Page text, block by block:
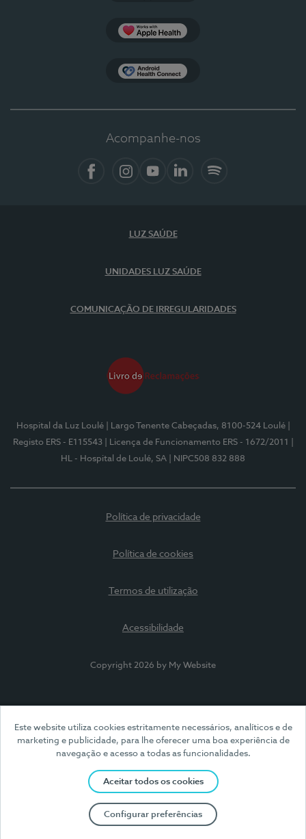
Este website utiliza cookies estritamente necessários, analíticos e de
marketing e publicidade, para lhe oferecer uma boa experiência de
navegação e acesso a todas as funcionalidades.
Aceitar todos os cookies
Configurar preferências
Acompanhe-nos
LUZ SAÚDE
UNIDADES LUZ SAÚDE
COMUNICAÇÃO DE IRREGULARIDADES
Hospital da Luz Loulé | Largo Tenente Cabeçadas, 8100-524 Loulé
Registo ERS - E115543
| Licença de Funcionamento ERS - 1672/2011
HL - Hospital de Loulé, SA
| NIPC508 832 888
Política de privacidade
Política de cookies
Termos de utilização
Acessibilidade
Copyright 2026 by My Website